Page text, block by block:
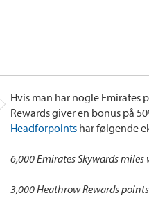
Hvis man har nogle Emirates
Rewards giver en bonus på
Headforpoints har følgende
6,000 Emirates Skywards
3,000 Heathrow Rewards